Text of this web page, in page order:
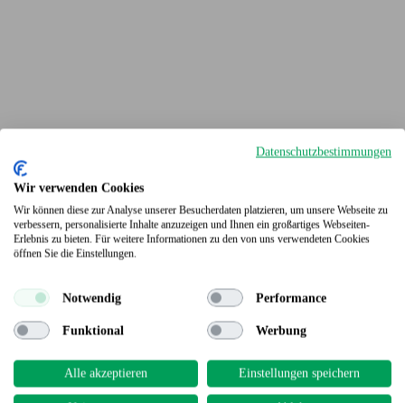
Terrassendielen
Datenschutzbestimmungen
Wir verwenden Cookies
Wir können diese zur Analyse unserer Besucherdaten platzieren, um unsere Webseite zu
verbessern, personalisierte Inhalte anzuzeigen und Ihnen ein großartiges Webseiten-
Erlebnis zu bieten. Für weitere Informationen zu den von uns verwendeten Cookies
öffnen Sie die Einstellungen.
Notwendig Performance
Funktional Werbung
Alle akzeptieren Einstellungen speichern